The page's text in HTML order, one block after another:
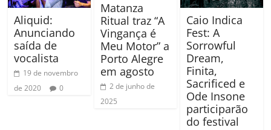
Aliquid:
Anunciando
saída de
vocalista
19 de novembro
de 2020
0
Matanza
Ritual traz “A
Vingança é
Meu Motor” a
Porto Alegre
em agosto
2 de junho de
2025
Caio Indica
Fest: A
Sorrowful
Dream,
Finita,
Sacrificed e
Ode Insone
participarão
do festival